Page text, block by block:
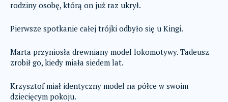
rodziny osobę, którą on już raz ukrył.
Pierwsze spotkanie całej trójki odbyło się u Kingi.
Marta przyniosła drewniany model lokomotywy. Tadeusz
zrobił go, kiedy miała siedem lat.
Krzysztof miał identyczny model na półce w swoim
dziecięcym pokoju.